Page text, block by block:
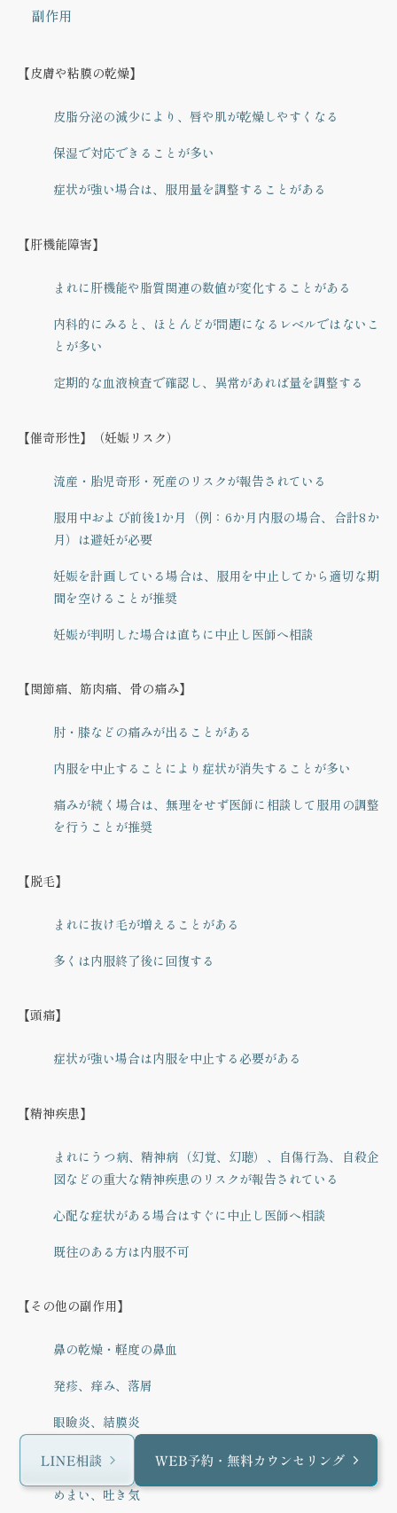
副作用
【皮膚や粘膜の乾燥】
皮脂分泌の減少により、唇や肌が乾燥しやすくなる
保湿で対応できることが多い
症状が強い場合は、服用量を調整することがある
【肝機能障害】
まれに肝機能や脂質関連の数値が変化することがある
内科的にみると、ほとんどが問題になるレベルではないこ
とが多い
定期的な血液検査で確認し、異常があれば量を調整する
【催奇形性】（妊娠リスク）
流産・胎児奇形・死産のリスクが報告されている
服用中および前後1か月（例：6か月内服の場合、合計8か
月）は避妊が必要
妊娠を計画している場合は、服用を中止してから適切な期
間を空けることが推奨
妊娠が判明した場合は直ちに中止し医師へ相談
【関節痛、筋肉痛、骨の痛み】
肘・膝などの痛みが出ることがある
内服を中止することにより症状が消失することが多い
痛みが続く場合は、無理をせず医師に相談して服用の調整
を行うことが推奨
【脱毛】
まれに抜け毛が増えることがある
多くは内服終了後に回復する
【頭痛】
症状が強い場合は内服を中止する必要がある
【精神疾患】
まれにうつ病、精神病（幻覚、幻聴）、自傷行為、自殺企
図などの重大な精神疾患のリスクが報告されている
心配な症状がある場合はすぐに中止し医師へ相談
既往のある方は内服不可
【その他の副作用】
鼻の乾燥・軽度の鼻血
発疹、痒み、落屑
眼瞼炎、結膜炎
コレステロールの上昇
めまい、吐き気